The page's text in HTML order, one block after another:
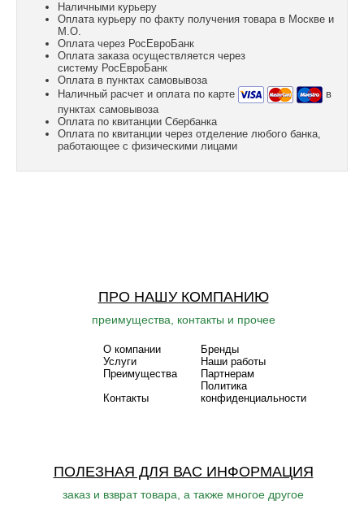
Наличными курьеру
Оплата курьеру по факту получения товара в Москве и
М.О.
Оплата через РосЕвроБанк
Оплата заказа осуществляется через
систему РосЕвроБанк
Оплата в пунктах самовывоза
Наличный расчет и оплата по карте
в
пунктах самовывоза
Оплата по квитанции Сбербанка
Оплата по квитанции через отделение любого банка,
работающее с физическими лицами
ПРО НАШУ КОМПАНИЮ
преимущества, контакты и прочее
О компании
Бренды
Услуги
Наши работы
Преимущества
Партнерам
Контакты
Политика
конфиденциальности
ПОЛЕЗНАЯ ДЛЯ ВАС ИНФОРМАЦИЯ
заказ и взврат товара, а также многое другое